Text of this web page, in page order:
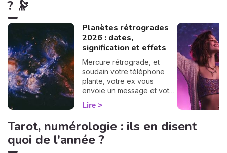
? 🔭
Planètes rétrogrades
2026 : dates,
signification et effets
Mercure rétrograde, et
soudain votre téléphone
plante, votre ex vous
envoie un message et votre
train est annulé…
Coïncidence ? Pas vraiment
😅. Les planètes
rétrogrades ont cette
réputation de tout
Lire
Tarot, numérologie : ils en disent
quoi de l'année ?